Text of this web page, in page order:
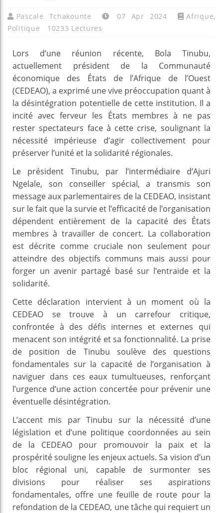
Pascale Tchakounte 07 Apr 2024 Afrique,
Politique
10233 Lectures
Lors d’une réunion récente, Bola Tinubu,
actuellement président de la Communauté
économique des États de l’Afrique de l’Ouest
(CEDEAO), a exprimé une vive préoccupation quant à
la désintégration potentielle de cette institution. Il a
incité avec ferveur les États membres à ne pas
rester spectateurs face à cette crise, soulignant la
nécessité impérieuse d’agir collectivement pour
préserver l’unité et la solidarité régionales.
Le président Tinubu, par l’intermédiaire d’Ajuri
Ngelale, son conseiller spécial, a transmis son
message aux parlementaires de la CEDEAO, insistant
sur le fait que la survie et l’efficacité de l’organisation
dépendent entièrement de la capacité des États
membres à travailler de concert. La collaboration
est décrite comme cruciale non seulement pour
atteindre des objectifs communs mais aussi pour
forger un avenir partagé basé sur l’entraide et la
solidarité.
Cette déclaration intervient à un moment où la
CEDEAO se trouve à un carrefour critique,
confrontée à des défis internes et externes qui
menacent son intégrité et sa fonctionnalité. La prise
de position de Tinubu soulève des questions
fondamentales sur la capacité de l’organisation à
naviguer dans ces eaux tumultueuses, renforçant
l’urgence d’une action concertée pour prévenir une
éventuelle désintégration.
L’accent mis par Tinubu sur la nécessité d’une
législation et d’une politique coordonnées au sein
de la CEDEAO pour promouvoir la paix et la
prospérité souligne les enjeux actuels. Sa vision d’un
bloc régional uni, capable de surmonter ses
divisions pour réaliser ses aspirations
fondamentales, offre une feuille de route pour la
refondation de la CEDEAO, une tâche qui requiert un